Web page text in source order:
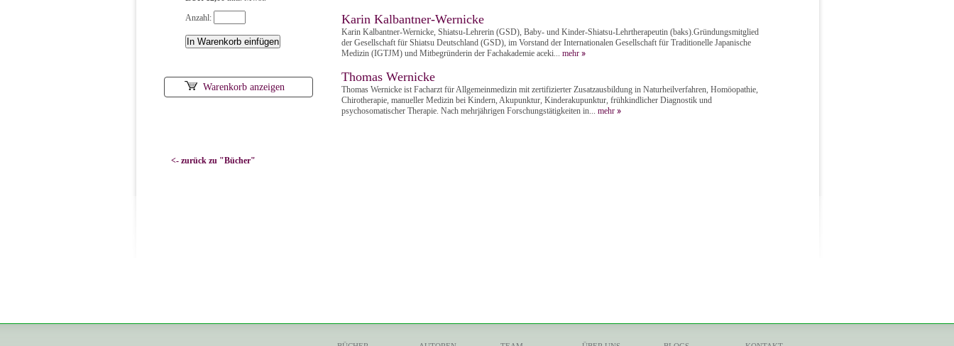
Anzahl:
Warenkorb anzeigen
Karin Kalbantner-Wernicke
Karin Kalbantner-Wernicke, Shiatsu-Lehrerin (GSD), Baby- und Kinder-Shiatsu-Lehrtherapeutin (baks).Gründungsmitglied
der Gesellschaft für Shiatsu Deutschland (GSD), im Vorstand der Internationalen Gesellschaft für Traditionelle Japanische
Medizin (IGTJM) und Mitbegründerin der Fachakademie aceki... mehr
Thomas Wernicke
Thomas Wernicke ist Facharzt für Allgemeinmedizin mit zertifizierter Zusatzausbildung in Naturheilverfahren, Homöopathie,
Chirotherapie, manueller Medizin bei Kindern, Akupunktur, Kinderakupunktur, frühkindlicher Diagnostik und
psychosomatischer Therapie. Nach mehrjährigen Forschungstätigkeiten in... mehr
<- zurück zu "Bücher"